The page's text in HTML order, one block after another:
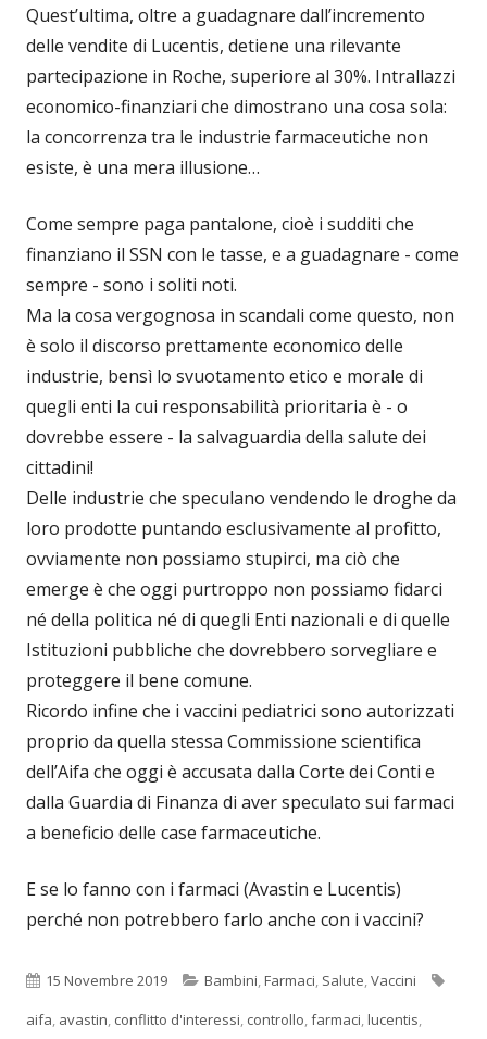
Quest’ultima, oltre a guadagnare dall’incremento
delle vendite di Lucentis, detiene una rilevante
partecipazione in Roche, superiore al 30%. Intrallazzi
economico-finanziari che dimostrano una cosa sola:
la concorrenza tra le industrie farmaceutiche non
esiste, è una mera illusione…
Come sempre paga pantalone, cioè i sudditi che
finanziano il SSN con le tasse, e a guadagnare - come
sempre - sono i soliti noti.
Ma la cosa vergognosa in scandali come questo, non
è solo il discorso prettamente economico delle
industrie, bensì lo svuotamento etico e morale di
quegli enti la cui responsabilità prioritaria è - o
dovrebbe essere - la salvaguardia della salute dei
cittadini!
Delle industrie che speculano vendendo le droghe da
loro prodotte puntando esclusivamente al profitto,
ovviamente non possiamo stupirci, ma ciò che
emerge è che oggi purtroppo non possiamo fidarci
né della politica né di quegli Enti nazionali e di quelle
Istituzioni pubbliche che dovrebbero sorvegliare e
proteggere il bene comune.
Ricordo infine che i vaccini pediatrici sono autorizzati
proprio da quella stessa Commissione scientifica
dell’Aifa che oggi è accusata dalla Corte dei Conti e
dalla Guardia di Finanza di aver speculato sui farmaci
a beneficio delle case farmaceutiche.
E se lo fanno con i farmaci (Avastin e Lucentis)
perché non potrebbero farlo anche con i vaccini?
Pubblicato
15 Novembre 2019 Categorie
Bambini,Farmaci, Salute,Vaccini
aifa, avastin, conflitto d'interessi, controllo,farmaci,lucentis,